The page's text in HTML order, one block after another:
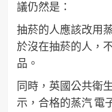
議仍然是：
抽菸的人應該改用
於沒在抽菸的人，
品。
同時，英國公共衛
示，合格的蒸汽 電